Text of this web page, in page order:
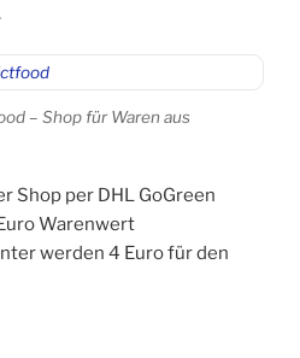
– Shop für Waren aus
Shop per DHL GoGreen
Warenwert
werden 4 Euro für den